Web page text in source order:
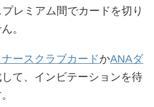
レミアム間でカードを切り
。
ナースクラブカードかANAダ
して、インビテーションを待